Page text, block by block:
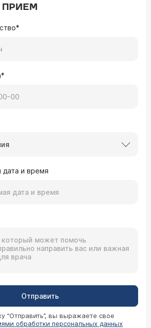
и время
Отправить
“Отправить”, вы выражаете свое
обработки персональных данных